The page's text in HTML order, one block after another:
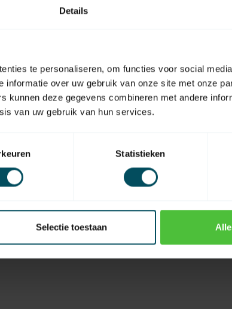
Details
te personaliseren, om functies voor social
informatie over uw gebruik van onze site met onze
kunnen deze gegevens combineren met andere
van uw gebruik van hun services.
Statistieken
Selectie toestaan
Selve
EAN Code